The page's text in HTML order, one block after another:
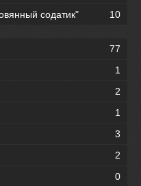
содатик"
10
77
1
2
1
3
2
0